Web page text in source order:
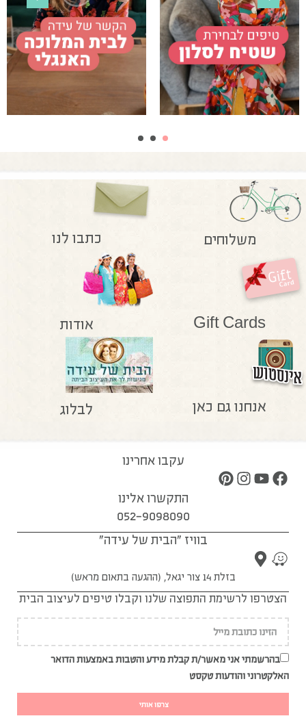
משלוחים כתבו לנו
Gift Cards אודות
אנחנו גם כאן לבלוג
עקבו אחרינו
התקשרו אלינו
052-9098090
בוויז "הבית של עידה"
בזלת 14 צור יגאל, (ההגעה בתאום מראש)
הצטרפו לרשימת התפוצה שלנו וקבלו טיפים לעיצוב הבית
בהרשמתי אני מאשר/ת קבלת מידע והטבות באמצעות הדואר
האלקטרוני והודעות טקסט
צרפו אותי